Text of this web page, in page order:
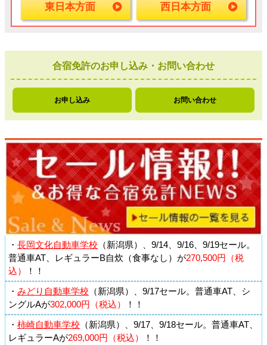
東日本方面 西日本方面
合宿免許のお申し込み・お問い合わせ
お申し込み お問い合わせ
・ 長岡文化自動車学校 （新潟県）、9/14、9/16、9/19セール。
普通車AT、レギュラーB自炊（食事なし）が270,500円（税
込）
！！
・ みどり自動車学校 （新潟県）、9/17セール。普通車AT、シ
ングルAが302,000円（税込）
！！
・ 柿崎自動車学校 （新潟県）、9/17、9/18セール。普通車AT、
レギュラーAが269,000円（税込）
！！